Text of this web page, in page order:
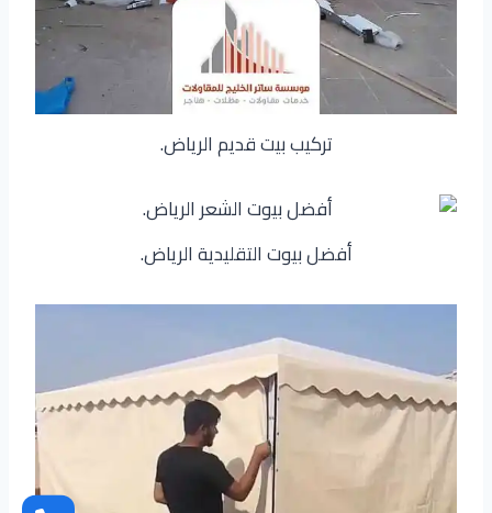
تركيب بيت قديم الرياض.
أفضل بيوت التقليدية الرياض.